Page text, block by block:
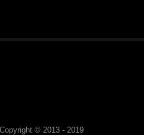
Copyright © 2013 - 2019